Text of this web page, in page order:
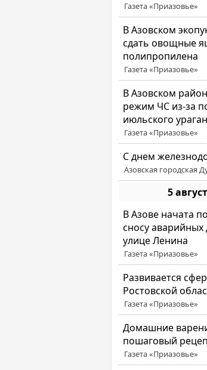
Газета «Приазовье»
В Азовском
сдать овощные
полипропилена
Газета «Приазовье»
В Азовском
режим ЧС из-за
июльского
Газета «Приазовье»
С днем
Азовская городская
5
В Азове начата
сносу аварийных
улице Ленина
Газета «Приазовье»
Развивается
Ростовской
Газета «Приазовье»
Домашние
пошаговый
Газета «Приазовье»